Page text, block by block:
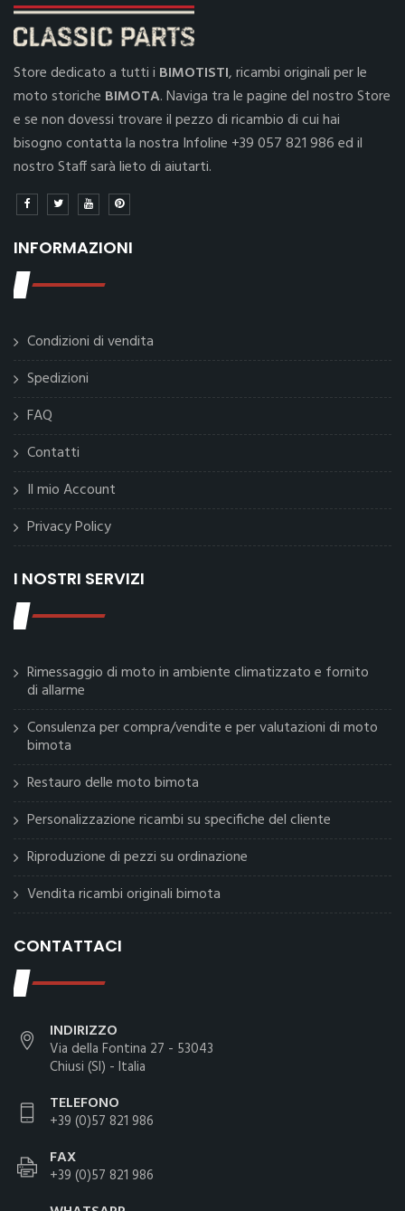
Store dedicato a tutti i BIMOTISTI, ricambi originali per le
moto storiche BIMOTA. Naviga tra le pagine del nostro Store
e se non dovessi trovare il pezzo di ricambio di cui hai
bisogno contatta la nostra Infoline +39 057 821 986 ed il
nostro Staff sarà lieto di aiutarti.
INFORMAZIONI
Condizioni di vendita
Spedizioni
FAQ
Contatti
Il mio Account
Privacy Policy
I NOSTRI SERVIZI
Rimessaggio di moto in ambiente climatizzato e fornito
di allarme
Consulenza per compra/vendite e per valutazioni di moto
bimota
Restauro delle moto bimota
Personalizzazione ricambi su specifiche del cliente
Riproduzione di pezzi su ordinazione
Vendita ricambi originali bimota
CONTATTACI
INDIRIZZO
Via della Fontina 27 - 53043
Chiusi (SI) - Italia
TELEFONO
+39 (0)57 821 986
FAX
+39 (0)57 821 986